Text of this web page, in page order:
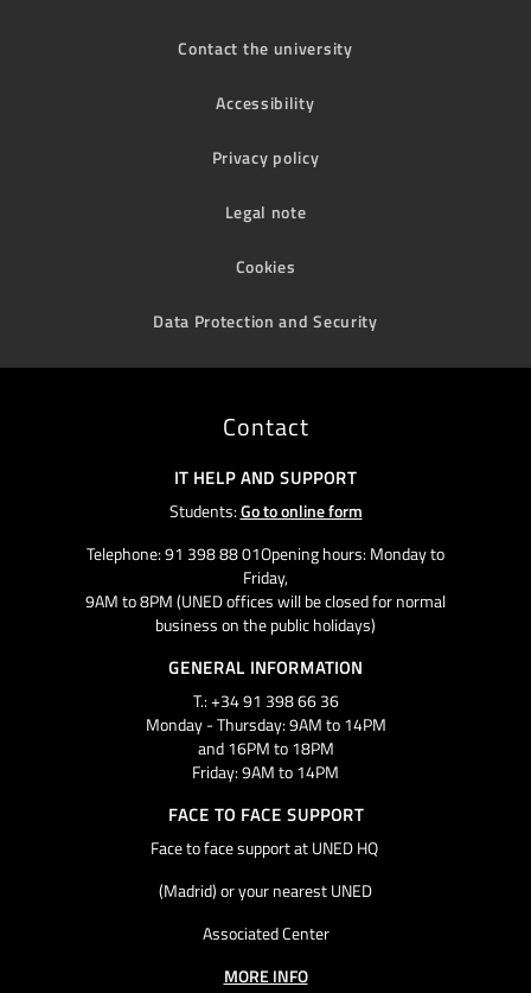
Contact the university
Accessibility
Privacy policy
Legal note
Cookies
Data Protection and Security
Contact
IT HELP AND SUPPORT
Students:Go to online form
Telephone: 91 398 88 01Opening hours: Monday to
Friday,
9AM to 8PM (UNED offices will be closed for normal
business on the public holidays)
GENERAL INFORMATION
T.: +34 91 398 66 36
Monday - Thursday: 9AM to 14PM
and 16PM to 18PM
Friday: 9AM to 14PM
FACE TO FACE SUPPORT
Face to face support at UNED HQ
(Madrid) or your nearest UNED
Associated Center
MORE INFO